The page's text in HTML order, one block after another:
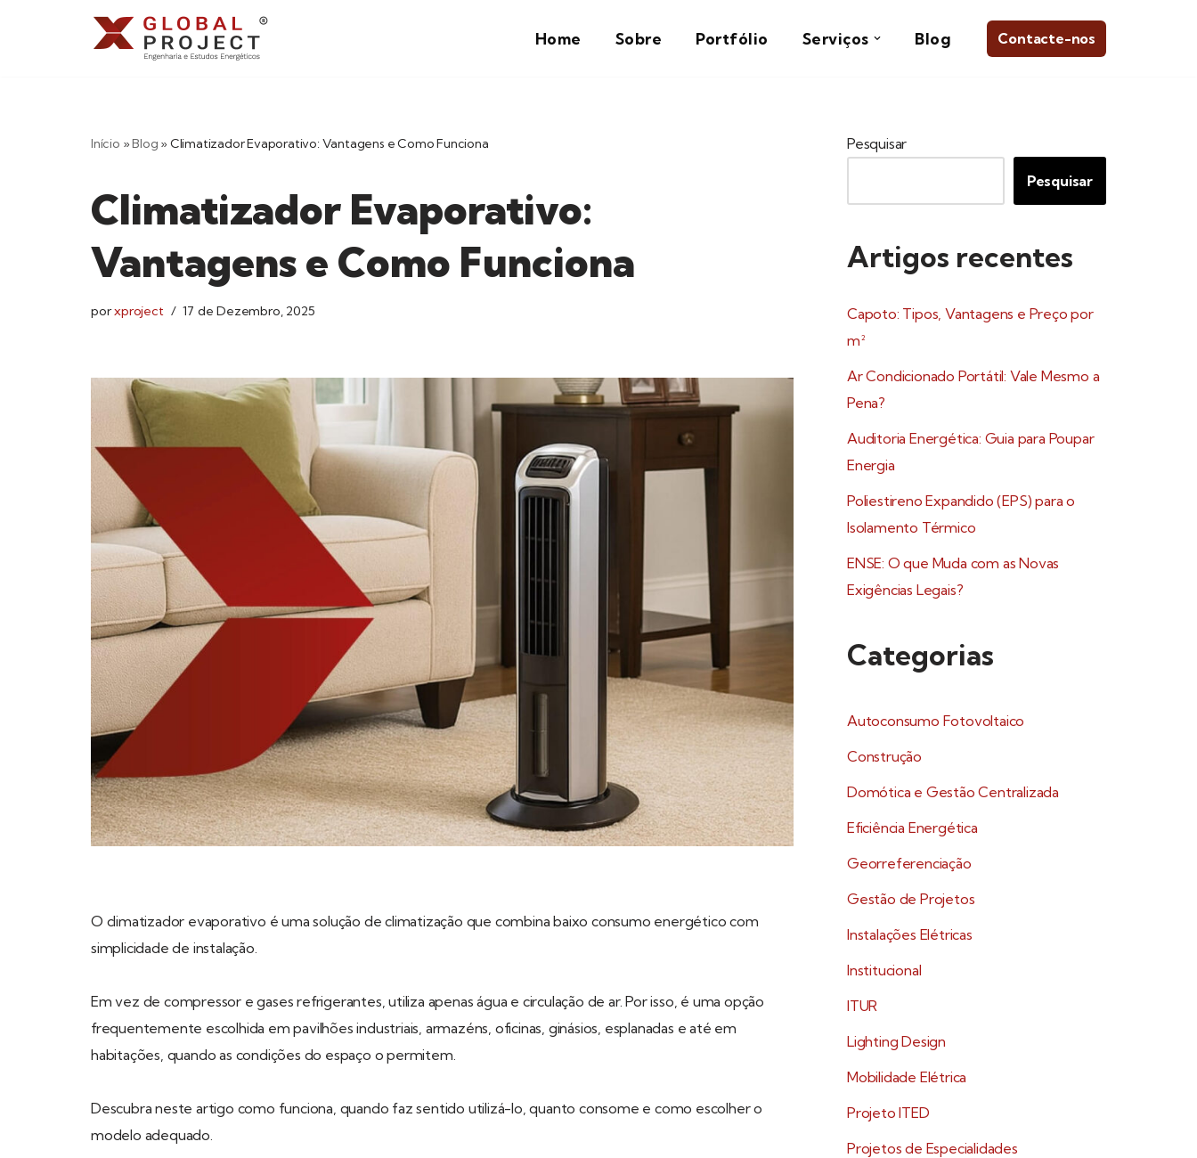
Home Sobre Portfólio Serviços Blog Contacte-nos
Início »Blog » Climatizador Evaporativo: Vantagens e Como Funciona
Climatizador Evaporativo:
Vantagens e Como Funciona
porxproject 17 de Dezembro, 2025
O climatizador evaporativo é uma solução de climatização que combina baixo consumo energético com
simplicidade de instalação.
Em vez de compressor e gases refrigerantes, utiliza apenas água e circulação de ar. Por isso, é uma opção
frequentemente escolhida em pavilhões industriais, armazéns, oficinas, ginásios, esplanadas e até em
habitações, quando as condições do espaço o permitem.
Descubra neste artigo como funciona, quando faz sentido utilizá-lo, quanto consome e como escolher o
modelo adequado.
Pesquisar
Pesquisar
Artigos recentes
Capoto: Tipos, Vantagens e Preço por
m²
Ar Condicionado Portátil: Vale Mesmo a
Pena?
Auditoria Energética: Guia para Poupar
Energia
Poliestireno Expandido (EPS) para o
Isolamento Térmico
ENSE: O que Muda com as Novas
Exigências Legais?
Categorias
Autoconsumo Fotovoltaico
Construção
Domótica e Gestão Centralizada
Eficiência Energética
Georreferenciação
Gestão de Projetos
Instalações Elétricas
Institucional
ITUR
Lighting Design
Mobilidade Elétrica
Projeto ITED
Projetos de Especialidades